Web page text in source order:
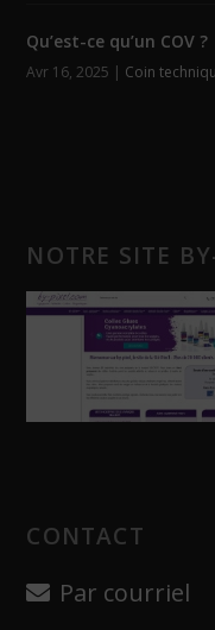
Qu’est-ce qu’un COV ?
Avr 16, 2025 | Coin
NOTRE SITE
CONTACT
Par courriel